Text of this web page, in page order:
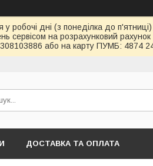
робочі дні (з понеділка до
сервісом на розрахунковий
або на карту ПУМБ: 4874
ДОСТАВКА ТА ОПЛАТА